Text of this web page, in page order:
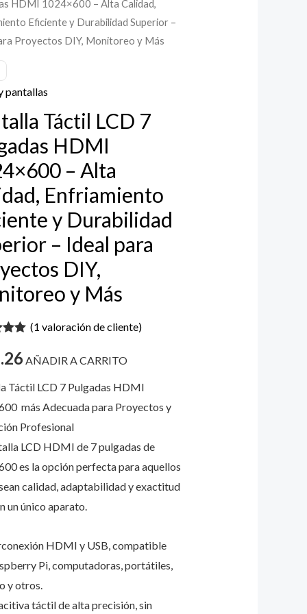
HDMI 1024×600 – Alta Calidad,
Eficiente y Durabilidad Superior –
Proyectos DIY, Monitoreo y Más
pantallas
Táctil LCD 7
HDMI
– Alta
Enfriamiento
y Durabilidad
– Ideal para
DIY,
y Más
en
(1 valoración de cliente)
AÑADIR A CARRITO
Táctil LCD 7 Pulgadas HDMI
más Adecuada para Proyectos y
Profesional
LCD HDMI de 7 pulgadas de
es la opción perfecta para aquellos
calidad, adaptabilidad y exactitud
un único aparato.
HDMI y USB, compatible
Pi, computadoras, portátiles,
y otros.
táctil de alta precisión, sin